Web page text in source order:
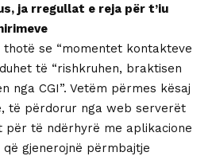
ja rregullat e reja për t’iu
thotë se “momentet kontakteve
të “rishkruhen, braktisen
nga CGI”. Vetëm përmes kësaj
të përdorur nga web serverët
për të ndërhyrë me aplikacione
gjenerojnë përmbajtje